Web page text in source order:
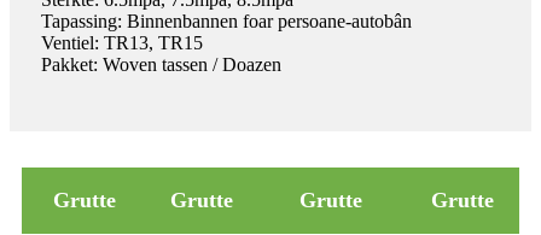
Tapassing: Binnenbannen foar persoane-autobân
Ventiel: TR13, TR15
Pakket: Woven tassen / Doazen
Grutte Grutte Grutte Grutte